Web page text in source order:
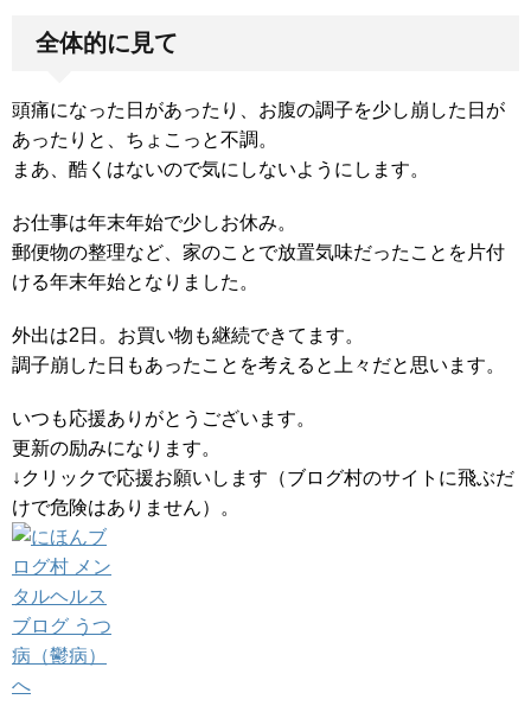
全体的に見て
頭痛になった日があったり、お腹の調子を少し崩した日が
あったりと、ちょこっと不調。
まあ、酷くはないので気にしないようにします。
お仕事は年末年始で少しお休み。
郵便物の整理など、家のことで放置気味だったことを片付
ける年末年始となりました。
外出は2日。お買い物も継続できてます。
調子崩した日もあったことを考えると上々だと思います。
いつも応援ありがとうございます。
更新の励みになります。
↓クリックで応援お願いします（ブログ村のサイトに飛ぶだ
けで危険はありません）。